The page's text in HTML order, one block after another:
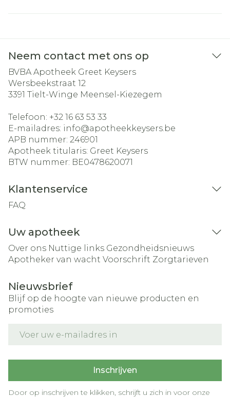
Neem contact met ons op
BVBA Apotheek Greet Keysers
Wersbeekstraat 12
3391 Tielt-Winge Meensel-Kiezegem
Telefoon: +32 16 63 53 33
E-mailadres: info@apotheekkeysers.be
APB nummer: 246901
Apotheek titularis: Greet Keysers
BTW nummer: BE0478620071
Klantenservice
FAQ
Uw apotheek
Over ons Nuttige links Gezondheidsnieuws
Apotheker van wacht Voorschrift Zorgtarieven
Nieuwsbrief
Blijf op de hoogte van nieuwe producten en
promoties
Inschrijven
Door op inschrijven te klikken, schrijft u zich in voor onze